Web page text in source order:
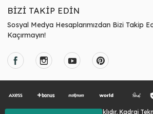
BİZİ TAKİP EDİN
Sosyal Medya Hesaplarımızdan Bizi Takip
Kaçırmayın!
© Tüm Hakları Saklıdır. Kadraj